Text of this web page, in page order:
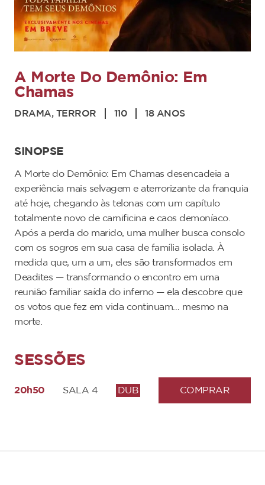
A Morte Do Demônio: Em
Chamas
DRAMA, TERROR 110 18 ANOS
SINOPSE
A Morte do Demônio: Em Chamas desencadeia a
experiência mais selvagem e aterrorizante da franquia
até hoje, chegando às telonas com um capítulo
totalmente novo de carnificina e caos demoníaco.
Após a perda do marido, uma mulher busca consolo
com os sogros em sua casa de família isolada. À
medida que, um a um, eles são transformados em
Deadites — transformando o encontro em uma
reunião familiar saída do inferno — ela descobre que
os votos que fez em vida continuam… mesmo na
morte.
SESSÕES
20h50 SALA 4 DUB COMPRAR